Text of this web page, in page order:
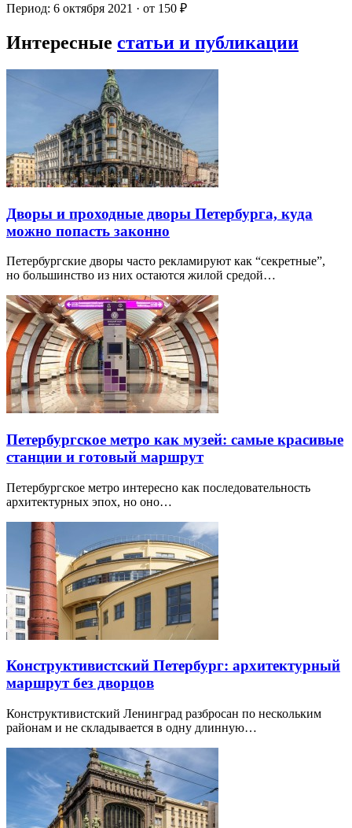
Период: 6 октября 2021 · от 150 ₽
Интересные статьи и публикации
Дворы и проходные дворы Петербурга, куда
можно попасть законно
Петербургские дворы часто рекламируют как “секретные”,
но большинство из них остаются жилой средой…
Петербургское метро как музей: самые красивые
станции и готовый маршрут
Петербургское метро интересно как последовательность
архитектурных эпох, но оно…
Конструктивистский Петербург: архитектурный
маршрут без дворцов
Конструктивистский Ленинград разбросан по нескольким
районам и не складывается в одну длинную…